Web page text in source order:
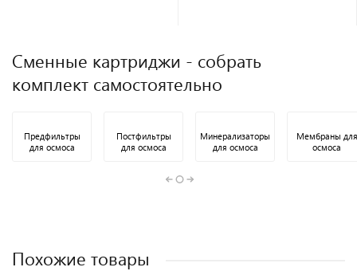
Сменные картриджи - собрать
комплект самостоятельно
Предфильтры
для осмоса
Постфильтры
для осмоса
Минерализаторы
для осмоса
Мембраны для
осмоса
Похожие товары